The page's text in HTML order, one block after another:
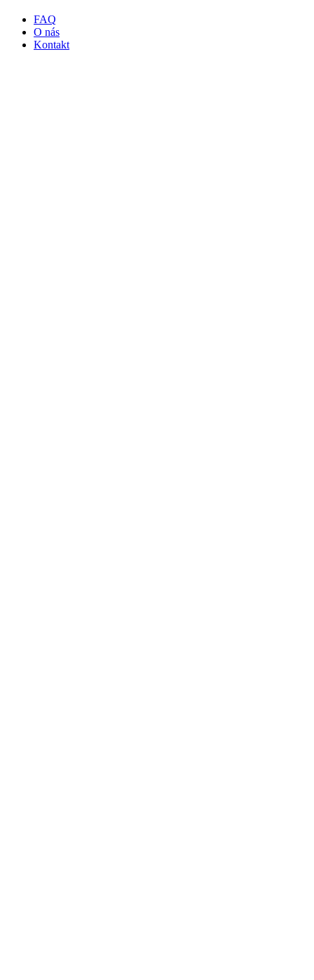
FAQ
O nás
Kontakt